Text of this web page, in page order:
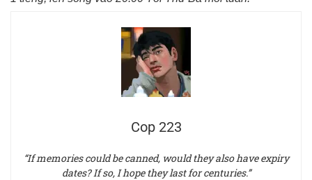
Cop 223
“If memories could be canned, would they also have expiry
dates? If so, I hope they last for centuries.”